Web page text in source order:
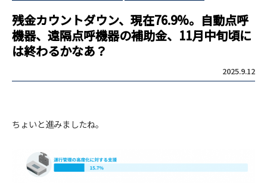
残金カウントダウン、現在76.9%。自動点呼
機器、遠隔点呼機器の補助金、11月中旬頃に
は終わるかなあ？
2025.9.12
ちょいと進みましたね。